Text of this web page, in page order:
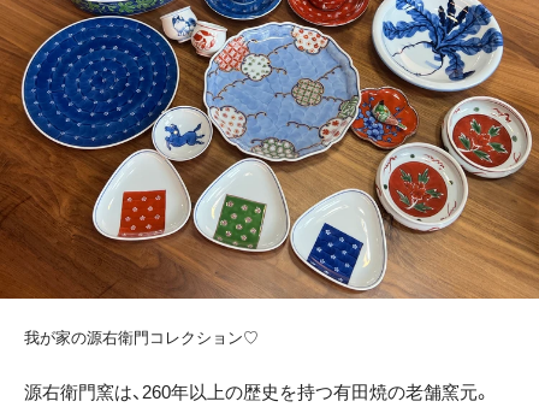
我が家の源右衛門コレクション♡
源右衛門窯は、260年以上の歴史を持つ有田焼の老舗窯元。